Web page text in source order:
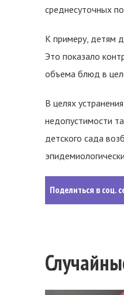
среднесуточных
К примеру, детям
Это показало
объема блюд в
В целях
недопустимости
детского сада
Поделиться в соц.